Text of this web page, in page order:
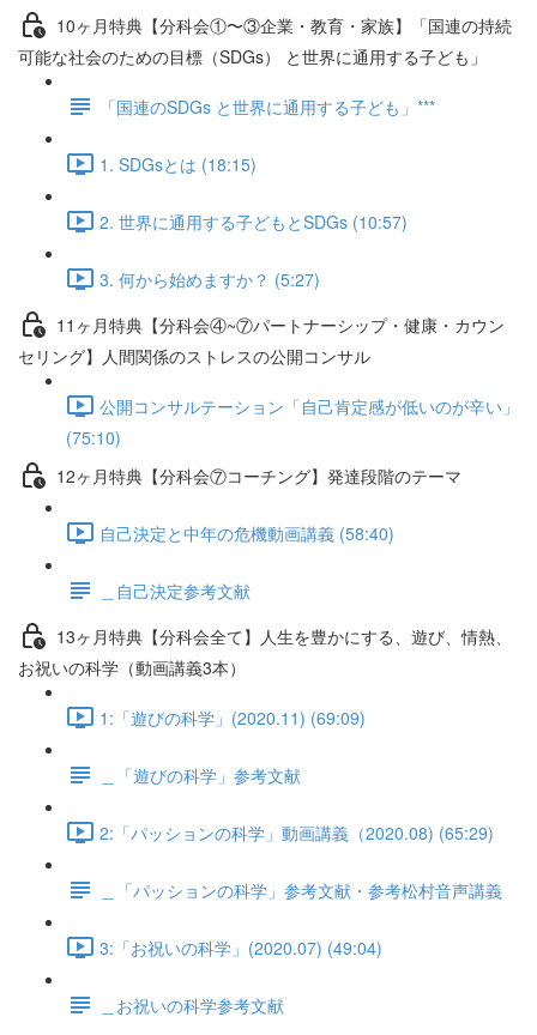
10ヶ月特典【分科会①〜③企業・教育・家族】「国連の持続
可能な社会のための目標（SDGs） と世界に通用する子ども」
「国連のSDGs と世界に通用する子ども」***
1. SDGsとは (18:15)
2. 世界に通用する子どもとSDGs (10:57)
3. 何から始めますか？ (5:27)
11ヶ月特典【分科会④~⑦パートナーシップ・健康・カウン
セリング】人間関係のストレスの公開コンサル
公開コンサルテーション「自己肯定感が低いのが辛い」
(75:10)
12ヶ月特典【分科会⑦コーチング】発達段階のテーマ
自己決定と中年の危機動画講義 (58:40)
＿自己決定参考文献
13ヶ月特典【分科会全て】人生を豊かにする、遊び、情熱、
お祝いの科学（動画講義3本）
1:「遊びの科学」(2020.11) (69:09)
＿「遊びの科学」参考文献
2:「パッションの科学」動画講義（2020.08) (65:29)
＿「パッションの科学」参考文献・参考松村音声講義
3:「お祝いの科学」(2020.07) (49:04)
＿お祝いの科学参考文献